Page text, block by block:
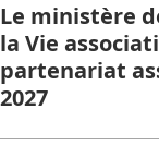
Le ministère
la Vie
partenariat
2027